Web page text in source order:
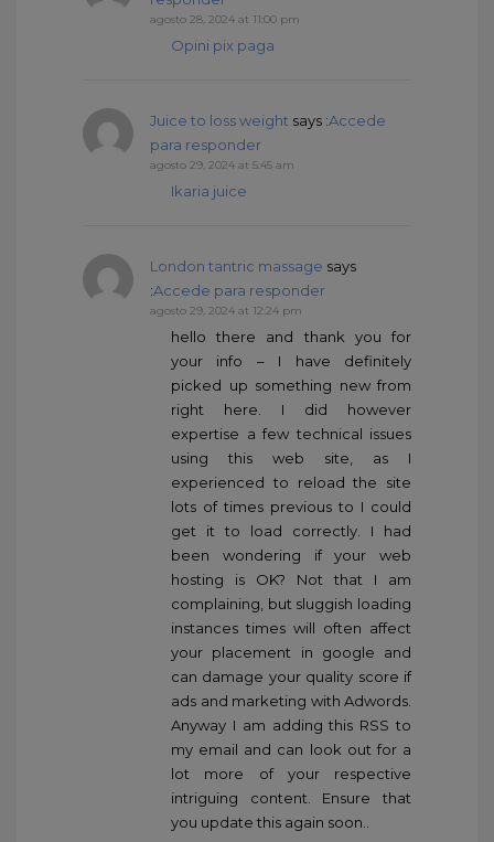
agosto 28, 2024 at 11:00 pm
Opini pix paga
Juice to loss weight says :Accede
para responder
agosto 29, 2024 at 5:45 am
Ikaria juice
London tantric massage says
:Accede para responder
agosto 29, 2024 at 12:24 pm
hello there and thank you for
your info – I have definitely
picked up something new from
right here. I did however
expertise a few technical issues
using this web site, as I
experienced to reload the site
lots of times previous to I could
get it to load correctly. I had
been wondering if your web
hosting is OK? Not that I am
complaining, but sluggish loading
instances times will often affect
your placement in google and
can damage your quality score if
ads and marketing with Adwords.
Anyway I am adding this RSS to
my email and can look out for a
lot more of your respective
intriguing content. Ensure that
you update this again soon..